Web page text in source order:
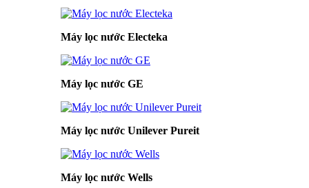
Máy lọc nước Electeka
Máy lọc nước GE
Máy lọc nước Unilever Pureit
Máy lọc nước Wells